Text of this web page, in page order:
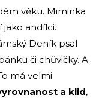
věku. Miminka
jako andílci.
Deník psal
či chůvičky. A
má velmi
a klid,